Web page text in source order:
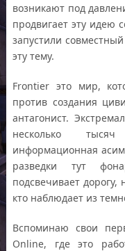
возникают под
продвигает эту идею
запустили
эту тему.
Frontier это мир,
против создания
антагонист.
несколько
информационная
разведки тут
подсвечивает
кто наблюдает из
Вспоминаю свои
Online, где это